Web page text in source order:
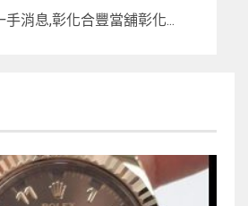
消息,彰化合豐當舖彰化...